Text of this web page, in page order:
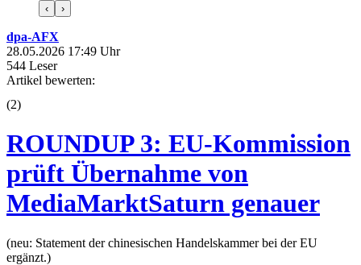
‹ ›
dpa-AFX
28.05.2026 17:49 Uhr
544 Leser
Artikel bewerten:
(2)
ROUNDUP 3: EU-Kommission
prüft Übernahme von
MediaMarktSaturn genauer
(neu: Statement der chinesischen Handelskammer bei der EU
ergänzt.)